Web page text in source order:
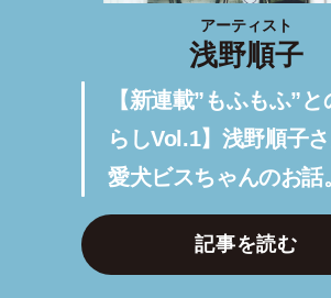
アーティスト
浅野順子
【新連載”もふもふ”と
らしVol.1】浅野順子
愛犬ビスちゃんのお話
記事を読む